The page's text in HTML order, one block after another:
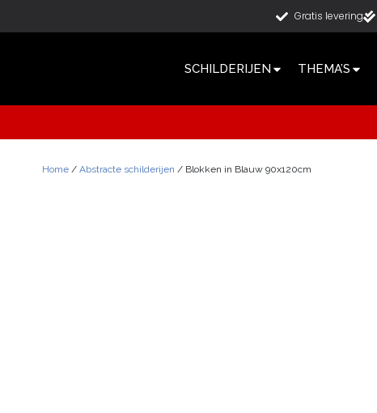
Gratis levering
SCHILDERIJEN THEMA’S
Home / Abstracte schilderijen / Blokken in Blauw 90x120cm